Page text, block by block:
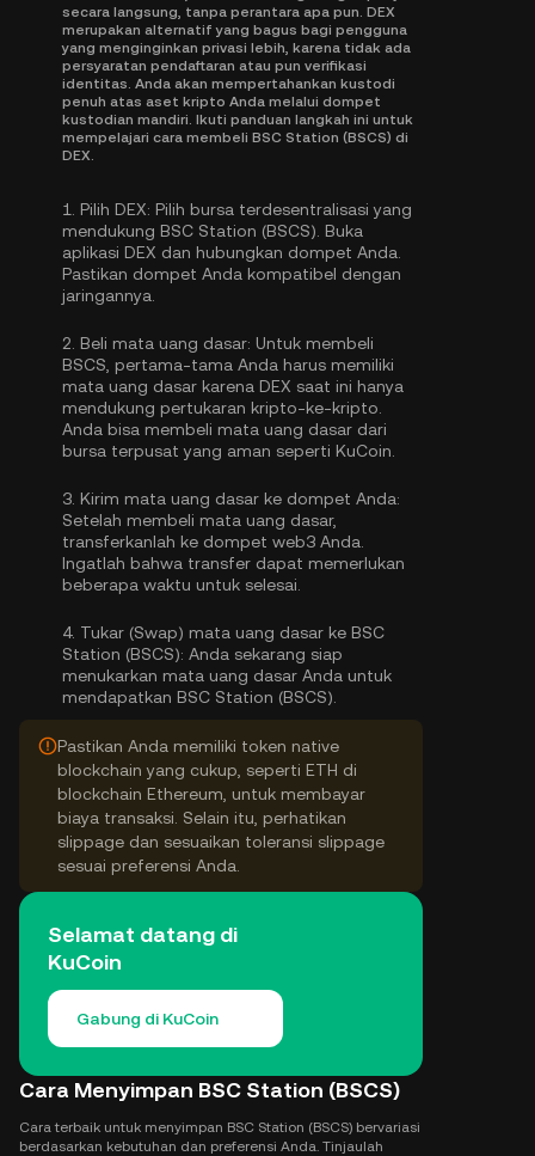
secara langsung, tanpa perantara apa pun. DEX
merupakan alternatif yang bagus bagi pengguna
yang menginginkan privasi lebih, karena tidak ada
persyaratan pendaftaran atau pun verifikasi
identitas. Anda akan mempertahankan kustodi
penuh atas aset kripto Anda melalui dompet
kustodian mandiri. Ikuti panduan langkah ini untuk
mempelajari cara membeli BSC Station (BSCS) di
DEX.
1. Pilih DEX: Pilih bursa terdesentralisasi yang
mendukung BSC Station (BSCS). Buka
aplikasi DEX dan hubungkan dompet Anda.
Pastikan dompet Anda kompatibel dengan
jaringannya.
2. Beli mata uang dasar: Untuk membeli
BSCS, pertama-tama Anda harus memiliki
mata uang dasar karena DEX saat ini hanya
mendukung pertukaran kripto-ke-kripto.
Anda bisa membeli mata uang dasar dari
bursa terpusat yang aman seperti KuCoin.
3. Kirim mata uang dasar ke dompet Anda:
Setelah membeli mata uang dasar,
transferkanlah ke dompet web3 Anda.
Ingatlah bahwa transfer dapat memerlukan
beberapa waktu untuk selesai.
4. Tukar (Swap) mata uang dasar ke BSC
Station (BSCS): Anda sekarang siap
menukarkan mata uang dasar Anda untuk
mendapatkan BSC Station (BSCS).
Pastikan Anda memiliki token native
blockchain yang cukup, seperti ETH di
blockchain Ethereum, untuk membayar
biaya transaksi. Selain itu, perhatikan
slippage dan sesuaikan toleransi slippage
sesuai preferensi Anda.
Selamat datang di
KuCoin
Gabung di KuCoin
Cara Menyimpan BSC Station (BSCS)
Cara terbaik untuk menyimpan BSC Station (BSCS) bervariasi
berdasarkan kebutuhan dan preferensi Anda. Tinjaulah